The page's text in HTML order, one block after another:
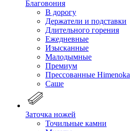
Благовония
В дорогу
Держатели и подставки
Длительного горения
Ежедневные
Изысканные
Малодымные
Премиум
Прессованные Himenoka
Саше
Заточка ножей
Точильные камни